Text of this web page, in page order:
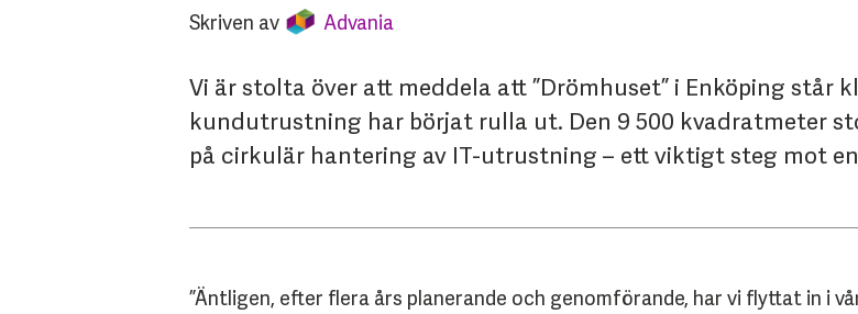
Skriven av Advania
Vi är stolta över att meddela att ”Drömhuset” i Enköping står
kundutrustning har börjat rulla ut. Den 9 500 kvadratmeter
på cirkulär hantering av IT-utrustning – ett viktigt steg mot
”Äntligen, efter flera års planerande och genomförande, har vi flyttat in i